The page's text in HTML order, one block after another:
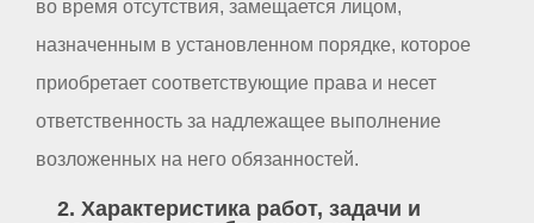
во время отсутствия, замещается лицом,
назначенным в установленном порядке, которое
приобретает соответствующие права и несет
ответственность за надлежащее выполнение
возложенных на него обязанностей.
2. Характеристика работ, задачи и